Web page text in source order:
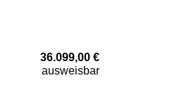
36.099,00 €
ausweisbar